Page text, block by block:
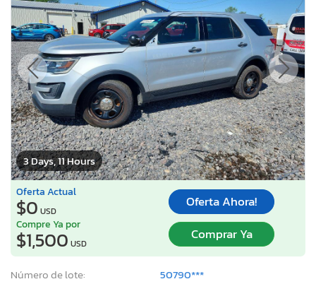
3 Days, 11 Hours
Oferta Actual
$0 USD
Oferta Ahora!
Compre Ya por
$1,500 USD
Comprar Ya
Número de lote:
50790***